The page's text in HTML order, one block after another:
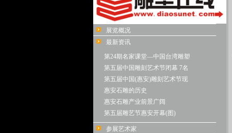
展览概况
最新资讯
第24期名家课堂—中国台湾雕塑
第五届中国雕刻艺术节闭幕 7名
第五届中国(惠安)雕刻艺术节现
惠安石雕的历史
惠安石雕产业前景广阔
第五届雕艺节惠安开幕(图)
参展艺术家